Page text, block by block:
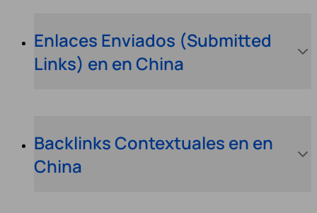
Enlaces Enviados (Submitted
Links) en en China
Backlinks Contextuales en en
China